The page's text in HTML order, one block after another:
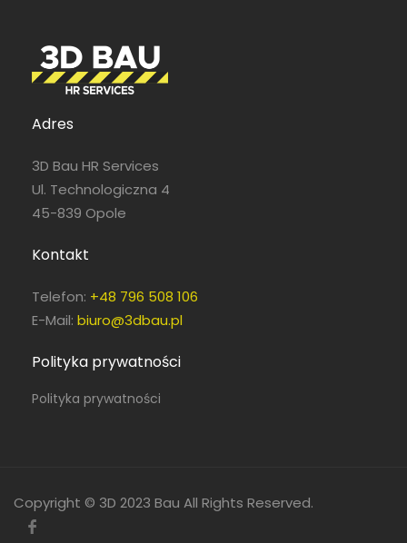
Adres
3D Bau HR Services
Ul. Technologiczna 4
45-839 Opole
Kontakt
Telefon: +48 796 508 106
E-Mail: biuro@3dbau.pl
Polityka prywatności
Polityka prywatności
Copyright © 3D 2023 Bau All Rights Reserved.